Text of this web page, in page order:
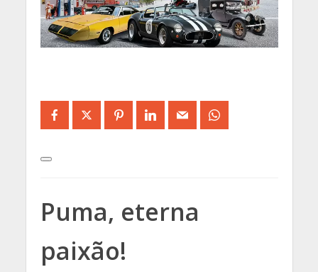
Puma, eterna
paixão!